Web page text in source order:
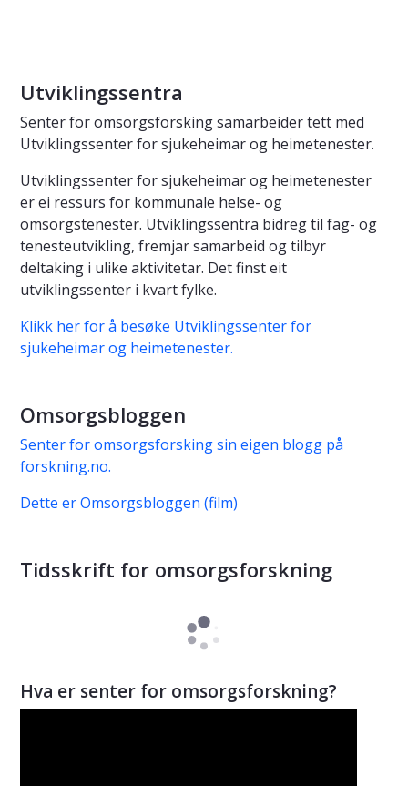
Utviklingssentra
Senter for omsorgsforsking samarbeider tett med
Utviklingssenter for sjukeheimar og heimetenester.
Utviklingssenter for sjukeheimar og heimetenester
er ei ressurs for kommunale helse- og
omsorgstenester. Utviklingssentra bidreg til fag- og
tenesteutvikling, fremjar samarbeid og tilbyr
deltaking i ulike aktivitetar. Det finst eit
utviklingssenter i kvart fylke.
Klikk her for å besøke Utviklingssenter for
sjukeheimar og heimetenester.
Omsorgsbloggen
Senter for omsorgsforsking sin eigen blogg på
forskning.no.
Dette er Omsorgsbloggen (film)
Tidsskrift for omsorgsforskning
Hva er senter for omsorgsforskning?